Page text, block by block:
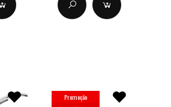
Promoção